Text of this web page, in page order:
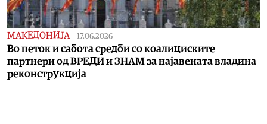
МАКЕДОНИЈА | 17.06.2026
Во петок и сабота средби со коалициските
партнери од ВРЕДИ и ЗНАМ за најавената владина
реконструкција